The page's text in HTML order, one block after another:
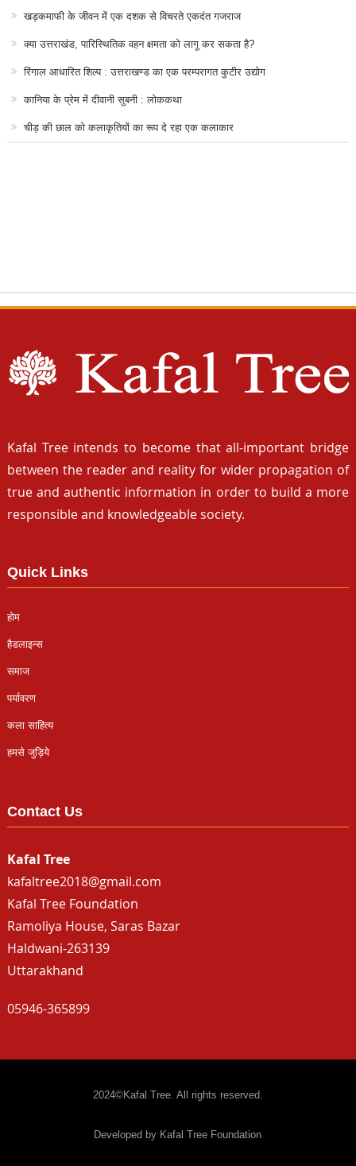
खड़कमाफी के जीवन में एक दशक से विचरते एकदंत गजराज
क्या उत्तराखंड, पारिस्थितिक वहन क्षमता को लागू कर सकता है?
रिंगाल आधारित शिल्प : उत्तराखण्ड का एक परम्परागत कुटीर उद्योग
कानिया के प्रेम में दीवानी सुबनी : लोककथा
चीड़ की छाल को कलाकृतियों का रूप दे रहा एक कलाकार
Kafal Tree intends to become that all-important bridge
between the reader and reality for wider propagation of
true and authentic information in order to build a more
responsible and knowledgeable society.
Quick Links
होम
हैडलाइन्स
समाज
पर्यावरण
कला साहित्य
हमसे जुड़िये
Contact Us
Kafal Tree
kafaltree2018@gmail.com
Kafal Tree Foundation
Ramoliya House, Saras Bazar
Haldwani-263139
Uttarakhand
05946-365899
2024©Kafal Tree. All rights reserved.
Developed by Kafal Tree Foundation